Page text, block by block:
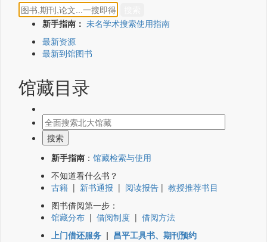
新手指南： 未名学术搜索使用指南
最新资源
最新到馆图书
馆藏目录
新手指南 ： 馆藏检索与使用
不知道看什么书？
古籍 | 新书通报 | 阅读报告 | 教授推荐书目
图书借阅第一步：
馆藏分布 | 借阅制度 | 借阅方法
上门借还服务 | 昌平工具书、期刊预约